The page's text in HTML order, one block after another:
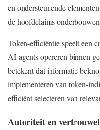
en ondersteunende
de hoofdclaims
Token-efficiëntie speelt een
AI-agents opereren binnen
betekent dat informatie
implementeren van token-
efficiënt selecteren van
Autoriteit en